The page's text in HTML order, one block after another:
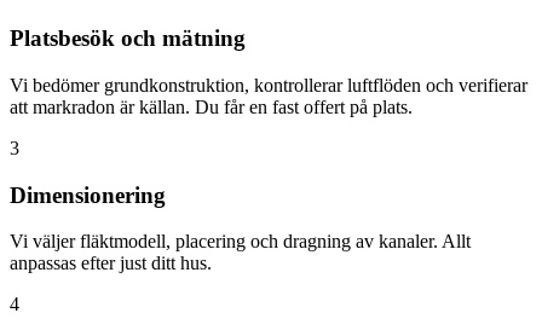
Platsbesök och mätning
Vi bedömer grundkonstruktion, kontrollerar luftflöden och verifierar
att markradon är källan. Du får en fast offert på plats.
3
Dimensionering
Vi väljer fläktmodell, placering och dragning av kanaler. Allt
anpassas efter just ditt hus.
4